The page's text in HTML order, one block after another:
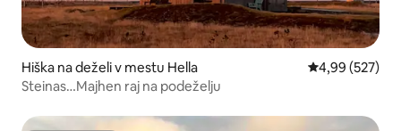
Hiška na deželi v mestu Hella Povprečna
4,99 (527)
Steinas…Majhen raj na podeželju